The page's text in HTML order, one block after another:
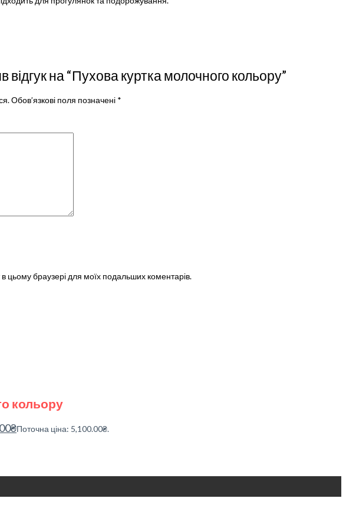
на “Пухова куртка молочного кольору”
Обов’язкові поля позначені *
цьому браузері для моїх подальших коментарів.
кольору
₴Поточна ціна: 5,100.00₴.